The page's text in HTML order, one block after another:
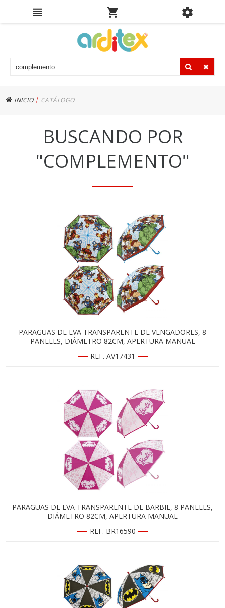
INICIO | CATÁLOGO
BUSCANDO POR
"COMPLEMENTO"
PARAGUAS DE EVA TRANSPARENTE DE VENGADORES, 8
PANELES, DIÁMETRO 82CM, APERTURA MANUAL
REF. AV17431
PARAGUAS DE EVA TRANSPARENTE DE BARBIE, 8 PANELES,
DIÁMETRO 82CM, APERTURA MANUAL
REF. BR16590